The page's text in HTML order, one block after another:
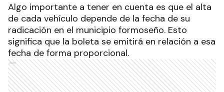
Algo importante a tener en cuenta es que el alta
de cada vehículo depende de la fecha de su
radicación en el municipio formoseño. Esto
significa que la boleta se emitirá en relación a esa
fecha de forma proporcional.
Ads